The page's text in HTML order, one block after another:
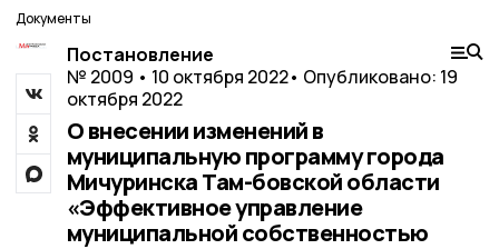
Документы
Постановление
№ 2009 • 10 октября 2022• Опубликовано: 19
октября 2022
О внесении изменений в
муниципальную программу города
Мичуринска Там-бовской области
«Эффективное управление
муниципальной собственностью